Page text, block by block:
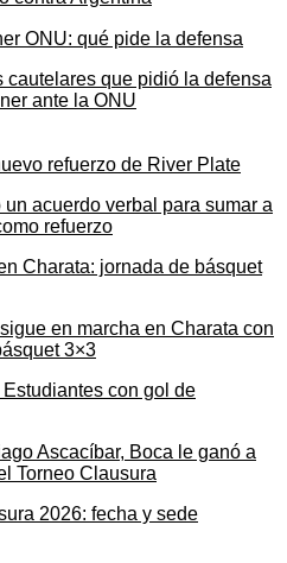
cautelares que pidió la defensa
ante la ONU
un acuerdo verbal para sumar a
refuerzo
en marcha en Charata con
3×3
Ascacíbar, Boca le ganó a
Torneo Clausura